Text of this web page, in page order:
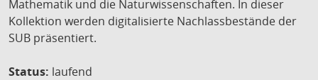
Mathematik und die Naturwissenschaften. In dieser
Kollektion werden digitalisierte Nachlassbestände der
SUB präsentiert.
Status: laufend